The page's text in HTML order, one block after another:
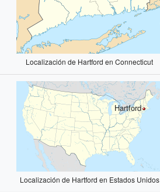
Localización de Hartford en Connecticut
Hartford
Localización de Hartford en Estados Unidos